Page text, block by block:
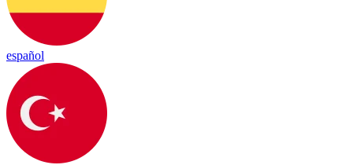
español